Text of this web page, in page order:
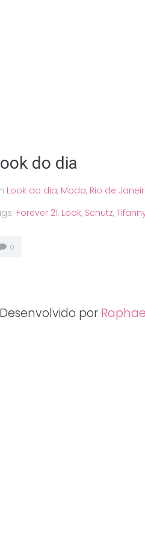
do dia
Look do dia, Moda, Rio de
Forever 21, Look, Schutz,
0
por